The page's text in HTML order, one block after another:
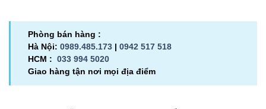
Phòng bán hàng :
Hà Nội: 0989.485.173 | 0942 517 518
HCM : 033 994 5020
Giao hàng tận nơi mọi địa điểm